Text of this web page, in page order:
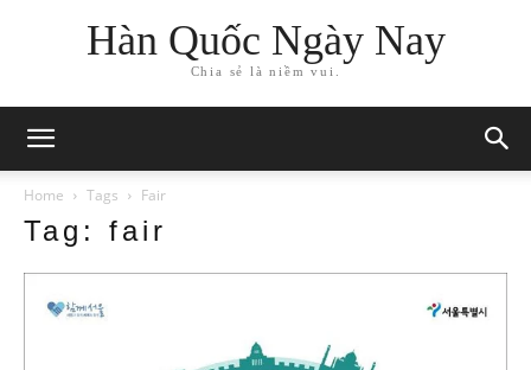
Hàn Quốc Ngày Nay
Chia sẻ là niềm vui.
Home Tags Fair
Tag: fair